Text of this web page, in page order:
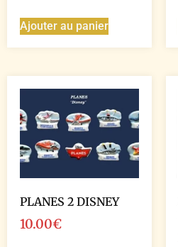
Ajouter au panier
PLANES 2 DISNEY
10.00€